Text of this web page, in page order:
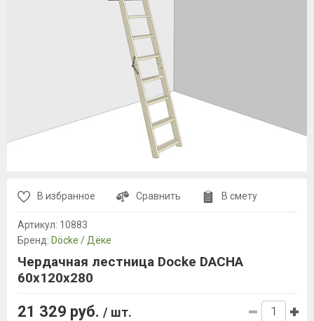
В избранное Сравнить В смету
Артикул: 10883
Бренд: Döcke / Дёке
Чердачная лестница Docke DACHA
60x120x280
21 329 руб. / шт.